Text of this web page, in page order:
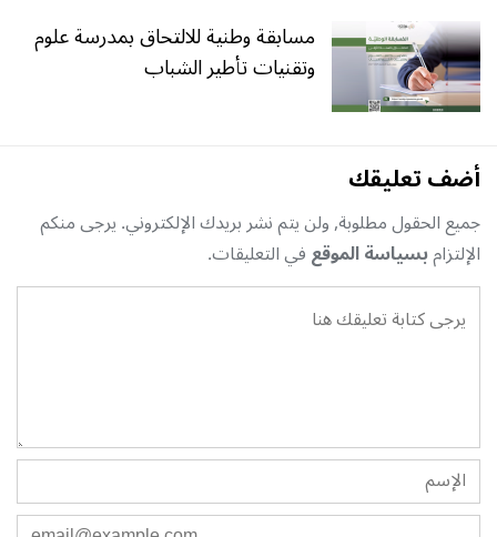
مسابقة وطنية للالتحاق بمدرسة علوم
وتقنيات تأطير الشباب
أضف تعليقك
جميع الحقول مطلوبة, ولن يتم نشر بريدك الإلكتروني. يرجى منكم
الإلتزامبسياسة الموقعفي التعليقات.